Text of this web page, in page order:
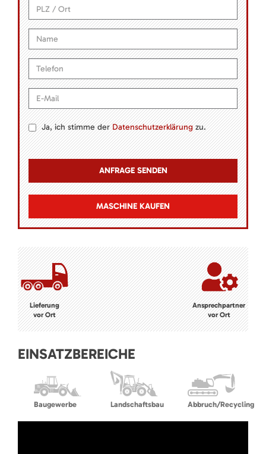
Ja, ich stimme derDatenschutzerklärungzu.
MASCHINE KAUFEN
Lieferung
vor Ort
Ansprechpartner
vor Ort
EINSATZBEREICHE
Baugewerbe Landschaftsbau Abbruch/Recycling